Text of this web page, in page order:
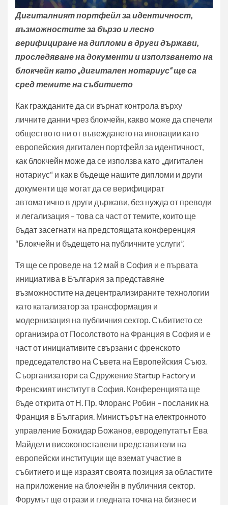
Дигиталният портфейл за идентичност,
възможностите за бързо и лесно
верифициране на дипломи в други държави,
проследяване на документи и използването на
блокчейн като „дигитален нотариус“ ще са
сред темите на събитието
Как гражданите да си върнат контрола върху
личните данни чрез блокчейн, какво може да спечели
обществото ни от въвеждането на иновации като
европейския дигитален портфейл за идентичност,
как блокчейн може да се използва като „дигитален
нотариус“ и как в бъдеще нашите дипломи и други
документи ще могат да се верифицират
автоматично в други държави, без нужда от преводи
и легализация – това са част от темите, които ще
бъдат засегнати на предстоящата конференция
“Блокчейн и бъдещето на публичните услуги”.
Тя ще се проведе на 12 май в София и е първата
инициатива в България за представяне
възможностите на децентрализираните технологии
като катализатор за трансформация и
модернизация на публичния сектор. Събитието се
организира от Посолството на Франция в София и е
част от инициативите свързани с френското
председателство на Съвета на Европейския Съюз.
Съорганизатори са Сдружение Startup Factory и
Френският институт в София. Конференцията ще
бъде открита от Н. Пр. Флоранс Робин – посланик на
Франция в България. Министърът на електронното
управление Божидар Божанов, евродепутатът Ева
Майдел и високопоставени представители на
европейски институции ще вземат участие в
събитието и ще изразят своята позиция за областите
на приложение на блокчейн в публичния сектор.
Форумът ще отрази и гледната точка на бизнес и